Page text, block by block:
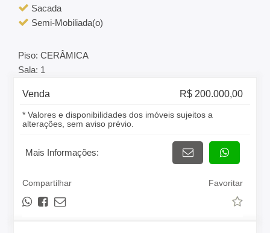
Sacada
Semi-Mobiliada(o)
Piso: CERÂMICA
Sala: 1
Venda R$ 200.000,00
* Valores e disponibilidades dos imóveis sujeitos a
alterações, sem aviso prévio.
Mais Informações:
Compartilhar Favoritar